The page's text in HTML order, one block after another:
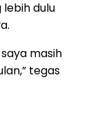
lebih dulu
masih
tegas